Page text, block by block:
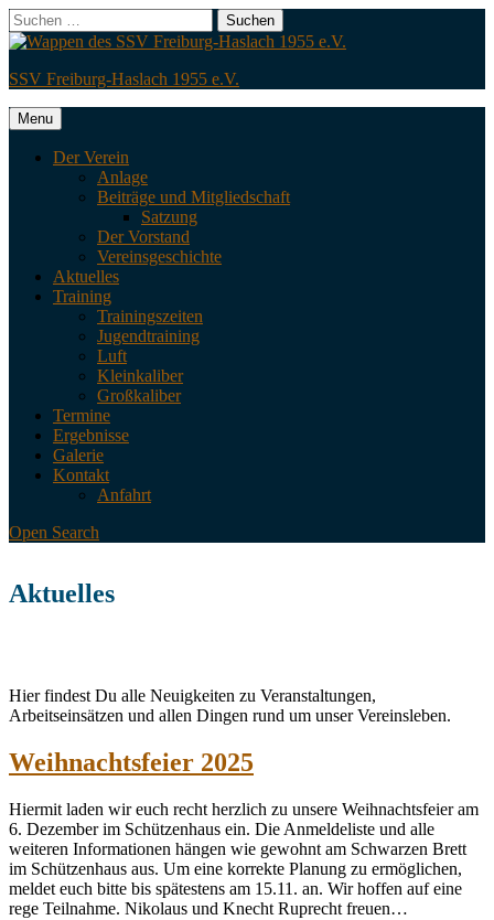
Skip
to
content
Search
Suchen
nach:
SSV Freiburg-Haslach 1955 e.V.
Menu
Der Verein
Anlage
Beiträge und Mitgliedschaft
Satzung
Der Vorstand
Vereinsgeschichte
Aktuelles
Training
Trainingszeiten
Jugendtraining
Luft
Kleinkaliber
Großkaliber
Termine
Ergebnisse
Galerie
Kontakt
Anfahrt
Open Search
Aktuelles
Hier findest Du alle Neuigkeiten zu Veranstaltungen,
Arbeitseinsätzen und allen Dingen rund um unser Vereinsleben.
Weihnachtsfeier 2025
Hiermit laden wir euch recht herzlich zu unsere Weihnachtsfeier am
6. Dezember im Schützenhaus ein. Die Anmeldeliste und alle
weiteren Informationen hängen wie gewohnt am Schwarzen Brett
im Schützenhaus aus. Um eine korrekte Planung zu ermöglichen,
meldet euch bitte bis spätestens am 15.11. an. Wir hoffen auf eine
rege Teilnahme. Nikolaus und Knecht Ruprecht freuen…